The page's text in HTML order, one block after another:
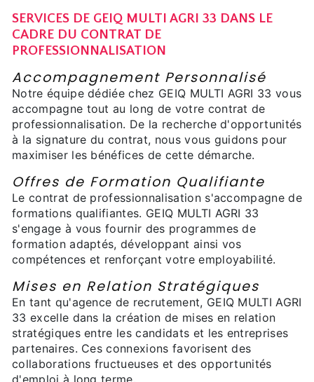
SERVICES DE GEIQ MULTI AGRI 33 DANS LE
CADRE DU CONTRAT DE
PROFESSIONNALISATION
Accompagnement Personnalisé
Notre équipe dédiée chez GEIQ MULTI AGRI 33 vous
accompagne tout au long de votre contrat de
professionnalisation. De la recherche d'opportunités
à la signature du contrat, nous vous guidons pour
maximiser les bénéfices de cette démarche.
Offres de Formation Qualifiante
Le contrat de professionnalisation s'accompagne de
formations qualifiantes. GEIQ MULTI AGRI 33
s'engage à vous fournir des programmes de
formation adaptés, développant ainsi vos
compétences et renforçant votre employabilité.
Mises en Relation Stratégiques
En tant qu'agence de recrutement, GEIQ MULTI AGRI
33 excelle dans la création de mises en relation
stratégiques entre les candidats et les entreprises
partenaires. Ces connexions favorisent des
collaborations fructueuses et des opportunités